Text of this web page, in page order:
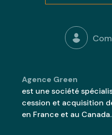
Agence Green
est une société
cession et acquisition
en France et au Canada.